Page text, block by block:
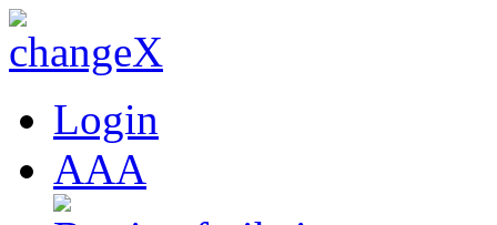
Login
AAA